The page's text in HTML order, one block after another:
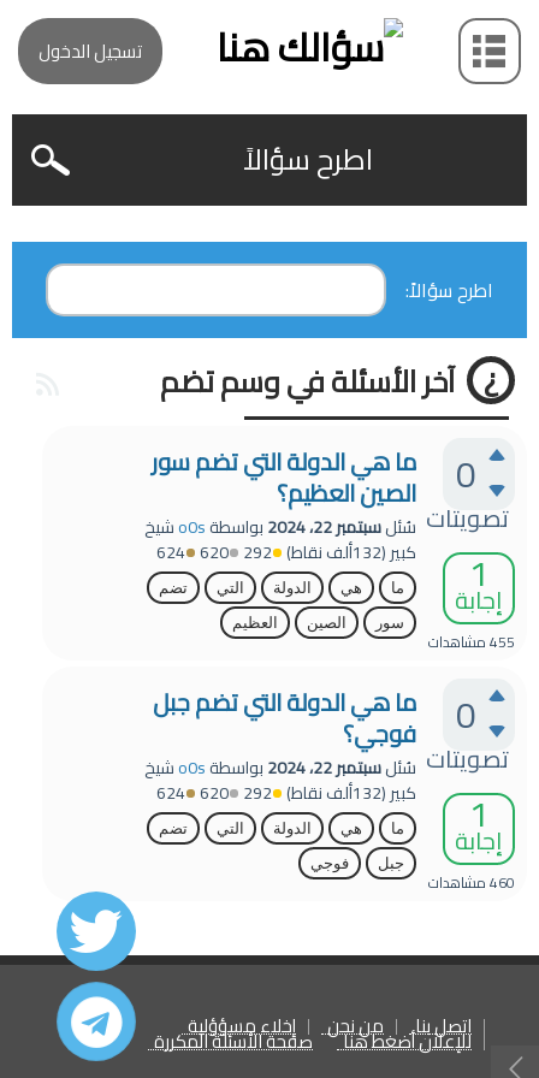
تسجيل الدخول
اطرح سؤالاً
اطرح سؤالاً:
آخر الأسئلة في وسم تضم
0
تصويتات
1
إجابة
455مشاهدات
ما هي الدولة التي تضم سور
الصين العظيم؟
سُئلسبتمبر 22، 2024 بواسطةo0sشيخ
كبير(132ألف نقاط) 292
620
624
ما هي الدولة التي
تضم
سور
الصين العظيم
0
تصويتات
1
إجابة
460مشاهدات
ما هي الدولة التي تضم جبل
فوجي؟
سُئلسبتمبر 22، 2024 بواسطةo0sشيخ
كبير(132ألف نقاط) 292
620
624
ما هي الدولة التي
تضم
جبل
فوجي
اتصل بنا من نحن إخلاء مسؤؤلية للإعلان أضغط هنا صفحة الأسئلة المكررة